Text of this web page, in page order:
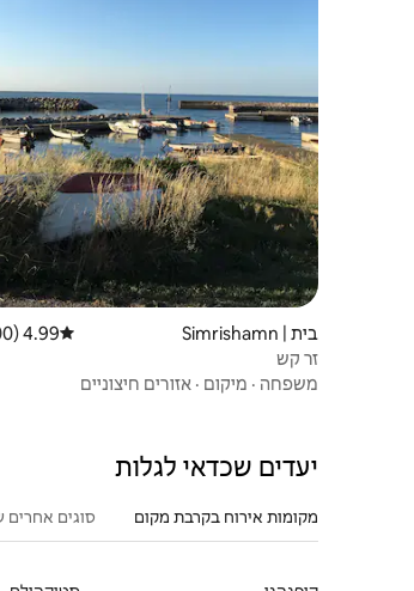
בית | Simrishamn דירוג ממוצע של 4.99 מתוך
4.99 (100)
זר קש
משפחה · מיקום · אזורים חיצוניים
יעדים שכדאי לגלות
מקומות אירוח בקרבת מקום סוגים אחרים